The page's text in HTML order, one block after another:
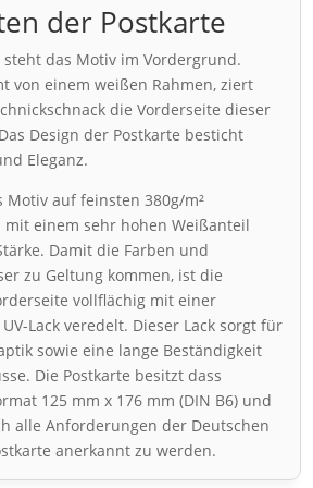
der Postkarte
steht das Motiv im Vordergrund.
von einem weißen Rahmen, ziert
die Vorderseite dieser
Design der Postkarte besticht
Eleganz.
Motiv auf feinsten 380g/m²
einem sehr hohen Weißanteil
Damit die Farben und
zu Geltung kommen, ist die
vollflächig mit einer
Lack veredelt. Dieser Lack sorgt für
sowie eine lange Beständigkeit
Die Postkarte besitzt dass
125 mm x 176 mm (DIN B6) und
alle Anforderungen der Deutschen
anerkannt zu werden.